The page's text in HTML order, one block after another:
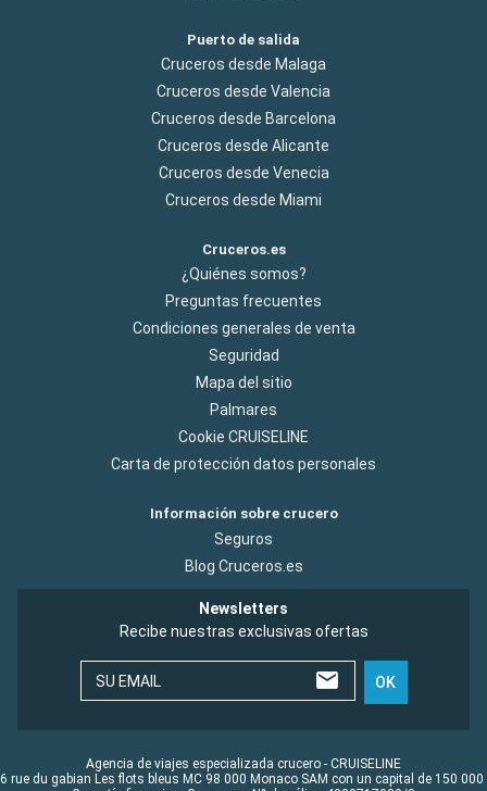
Puerto de salida
Cruceros desde Malaga
Cruceros desde Valencia
Cruceros desde Barcelona
Cruceros desde Alicante
Cruceros desde Venecia
Cruceros desde Miami
Cruceros.es
¿Quiénes somos?
Preguntas frecuentes
Condiciones generales de venta
Seguridad
Mapa del sitio
Palmares
Cookie CRUISELINE
Carta de protección datos personales
Información sobre crucero
Seguros
Blog Cruceros.es
Newsletters
Recibe nuestras exclusivas ofertas
SU EMAIL OK
Agencia de viajes especializada crucero - CRUISELINE
rue du gabian Les flots bleus MC 98 000 Monaco SAM con un capital de 150 000